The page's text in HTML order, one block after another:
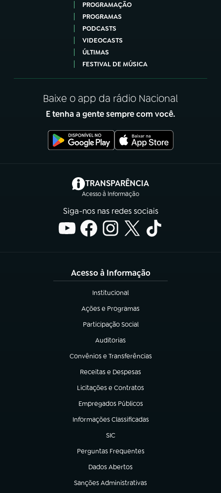
PROGRAMAÇÃO
PROGRAMAS
PODCASTS
VIDEOCASTS
ÚLTIMAS
FESTIVAL DE MÚSICA
Baixe o app da rádio Nacional
E tenha a gente sempre com você.
TRANSPARÊNCIA
Acesso à Informação
(abre em nova aba)
Siga-nos nas redes sociais
Acesso à Informação
Institucional
(abre em nova aba)
Ações e Programas
(abre em nova aba)
Participação Social
(abre em nova aba)
Auditorias
(abre em nova aba)
Convênios e Transferências
(abre em nova aba)
Receitas e Despesas
(abre em nova aba)
Licitações e Contratos
(abre em nova aba)
Empregados Públicos
(abre em nova aba)
Informações Classificadas
(abre em nova aba)
SIC
(abre em nova aba)
Perguntas Frequentes
(abre em nova aba)
Dados Abertos
(abre em nova aba)
Sanções Administrativas
(abre em nova aba)